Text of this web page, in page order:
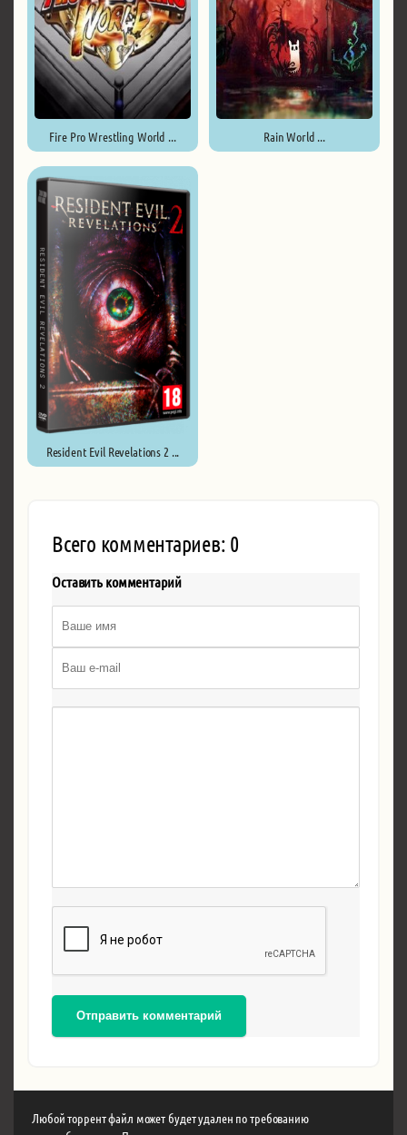
Fire Pro Wrestling World ... Rain World ...
Resident Evil Revelations 2 ...
Всего комментариев: 0
Оставить комментарий
Отправить комментарий
Любой торрент файл может будет удален по требованию